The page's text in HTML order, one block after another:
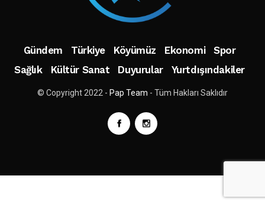
Gündem Türkiye Köyümüz Ekonomi
Spor
Sağlık
Kültür Sanat Duyurular Yurtdışındakiler
© Copyright 2022 - Pap Team - Tüm Hakları Saklıdır